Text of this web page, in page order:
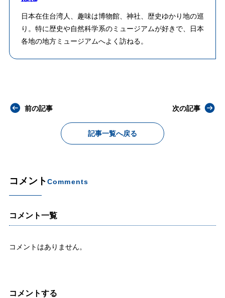
日本在住台湾人、趣味は博物館、神社、歴史ゆかり地の巡
り。特に歴史や自然科学系のミュージアムが好きで、日本
各地の地方ミュージアムへよく訪ねる。
前の記事
記事一覧へ戻る
次の記事
コメントComments
コメント一覧
コメントはありません。
コメントする